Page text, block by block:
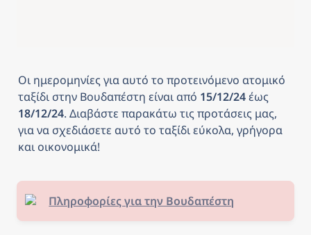
Οι ημερομηνίες για αυτό το προτεινόμενο ατομικό
ταξίδι στην Βουδαπέστη είναι από 15/12/24 έως
18/12/24. Διαβάστε παρακάτω τις προτάσεις μας,
για να σχεδιάσετε αυτό το ταξίδι εύκολα, γρήγορα
και οικονομικά!
Πληροφορίες για την Βουδαπέστη